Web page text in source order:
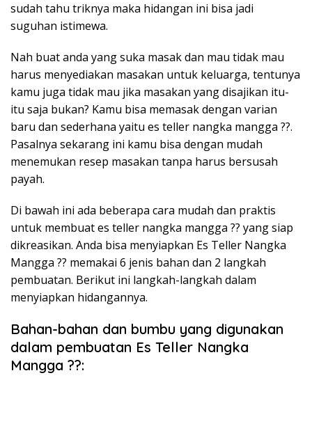
sudah tahu triknya maka hidangan ini bisa jadi
suguhan istimewa.
Nah buat anda yang suka masak dan mau tidak mau
harus menyediakan masakan untuk keluarga, tentunya
kamu juga tidak mau jika masakan yang disajikan itu-
itu saja bukan? Kamu bisa memasak dengan varian
baru dan sederhana yaitu es teller nangka mangga ??.
Pasalnya sekarang ini kamu bisa dengan mudah
menemukan resep masakan tanpa harus bersusah
payah.
Di bawah ini ada beberapa cara mudah dan praktis
untuk membuat es teller nangka mangga ?? yang siap
dikreasikan. Anda bisa menyiapkan Es Teller Nangka
Mangga ?? memakai 6 jenis bahan dan 2 langkah
pembuatan. Berikut ini langkah-langkah dalam
menyiapkan hidangannya.
Bahan-bahan dan bumbu yang digunakan
dalam pembuatan Es Teller Nangka
Mangga ??: